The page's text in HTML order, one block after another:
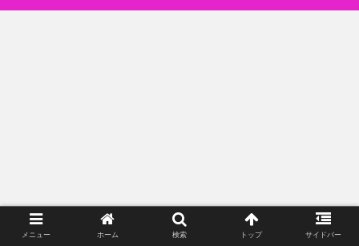
メニュー ホーム 検索 トップ サイドバー